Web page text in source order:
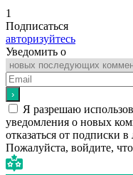
1
Подписаться
авторизуйтесь
Уведомить о
Я разрешаю
уведомления о новых
отказаться от подписки
Пожалуйста, войдите,